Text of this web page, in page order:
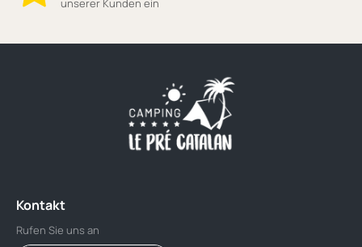
unserer Kunden ein
Kontakt
Rufen Sie uns an